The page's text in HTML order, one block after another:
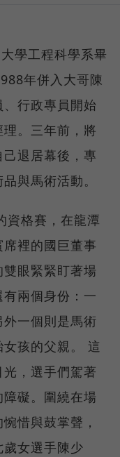
學工程科學系畢
年併入大哥陳
行政專員開始
。三年前，將
退居幕後，專
與馬術活動。
資格賽，在龍潭
裡的國巨董事
眼緊緊盯著場
兩個身份：一
一個則是馬術
孩的父親。 這
，選手們駕著
礙。圍繞在場
惜與鼓掌聲，
女選手陳少